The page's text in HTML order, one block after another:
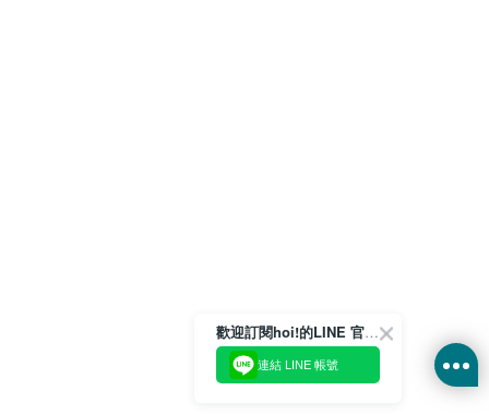
歡迎訂閱hoi!的LINE 官方帳號
連結 LINE 帳號